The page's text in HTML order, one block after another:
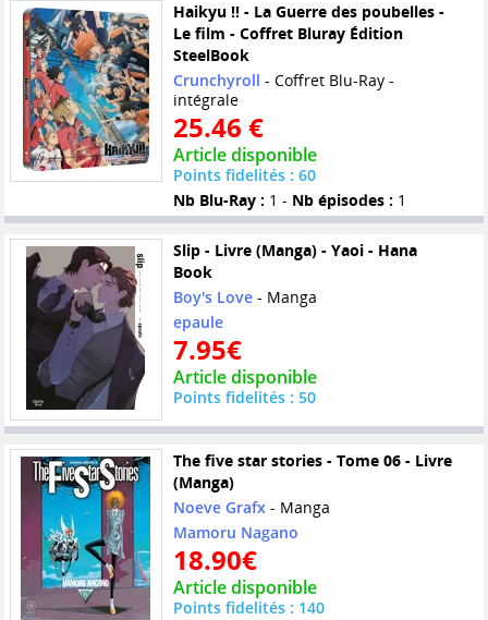
Haikyu !! - La Guerre des poubelles -
Le film - Coffret Bluray Édition
SteelBook
Crunchyroll - Coffret Blu-Ray -
intégrale
25.46 €
Article disponible
Points fidelités : 60
Nb Blu-Ray : 1 - Nb épisodes : 1
Slip - Livre (Manga) - Yaoi - Hana
Book
Boy's Love- Manga
epaule
7.95€
Article disponible
Points fidelités : 50
The five star stories - Tome 06 - Livre
(Manga)
Noeve Grafx- Manga
Mamoru Nagano
18.90€
Article disponible
Points fidelités : 140